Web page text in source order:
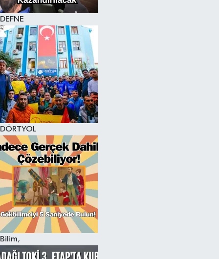
DEFNE
DÖRTYOL
Bilim,